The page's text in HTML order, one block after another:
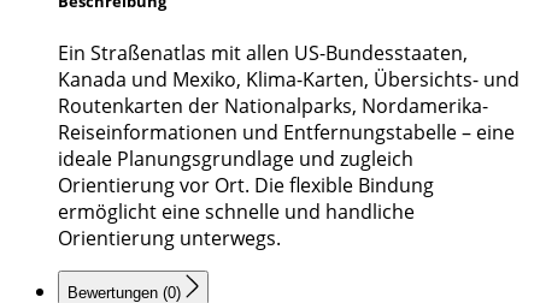
Ein Straßenatlas mit allen US-Bundesstaaten,
Kanada und Mexiko, Klima-Karten, Übersichts- und
Routenkarten der Nationalparks, Nordamerika-
Reiseinformationen und Entfernungstabelle – eine
ideale Planungsgrundlage und zugleich
Orientierung vor Ort. Die flexible Bindung
ermöglicht eine schnelle und handliche
Orientierung unterwegs.
Bewertungen (0)